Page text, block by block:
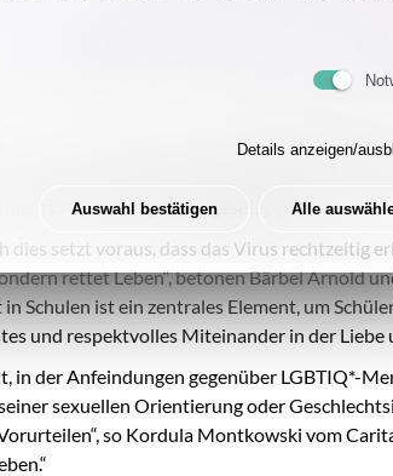
– kostenlos bzw. kostengünstig und
unterschätzt werden. Gleichzeitig ruft
der ersten AIDS-Kampagne „Rettet die
Anfeindungen ausgesetzt sind.
setzt voraus, dass das Virus rechtzeitig
rettet Leben“, betonen Bärbel Arnold
Schulen ist ein zentrales Element, um
und respektvolles Miteinander in der Liebe
der Anfeindungen gegenüber LGBTIQ*-
sexuellen Orientierung oder
so Kordula Montkowski vom
Details anzeigen/
Auswahl bestätigen Alle